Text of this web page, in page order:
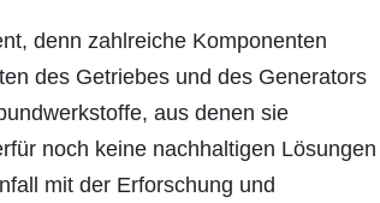
denn zahlreiche Komponenten
des Getriebes und des Generators
aus denen sie
noch keine nachhaltigen Lösungen
mit der Erforschung und